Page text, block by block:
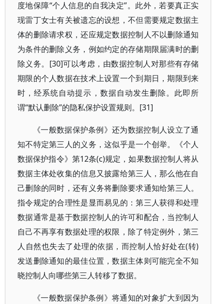
度地保障“个人信息的自我决定”。此外，若要真正实
现雷丁女士有关被遗忘的设想，不但需要规定数据主
体的删除请求权，还应规定数据控制人不以删除通知
为条件的删除义务，例如约定的存储期限届满时的删
除义务。[30]可以考虑，由数据控制人对那些有存储
期限的个人数据在技术上设置一个到期日，期限到来
时，经系统自动提示，数据自动发生删除。此即所
谓“默认删除”的隐私保护设置规则。[31]
《一般数据保护条例》还为数据控制人设立了通
知不特定第三人的义务，这似乎是一个创举。《个人
数据保护指令》第12条(c)规定，如果数据控制人将从
数据主体处收集的信息又披露给第三人，那么他在自
己删除的同时，还有义务将删除要求通知给第三人。
指令规定的合理性是显而易见的：第三人获得和处理
数据通常是基于数据控制人的许可和配合，当控制人
自己不再享有数据处理的权限，除了特定例外，第三
人自然也失去了处理的依据，而控制人恰好处在(转)
发送删除通知的最佳位置，数据主体则可能完全不知
晓控制人向哪些第三人转移了数据。
《一般数据保护条例》将通知的对象扩大到因为